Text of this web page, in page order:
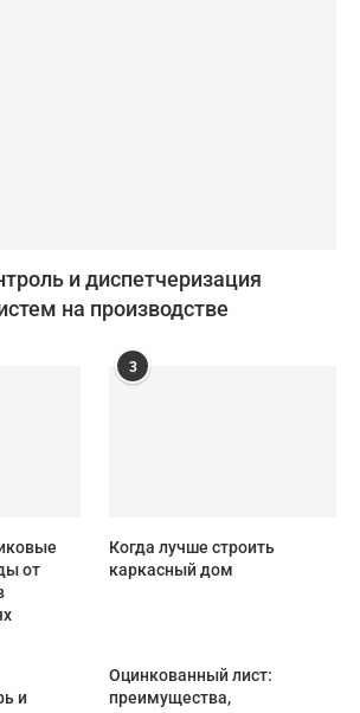
и диспетчеризация
на производстве
от
3
Когда лучше строить
каркасный дом
и
Оцинкованный лист:
преимущества,